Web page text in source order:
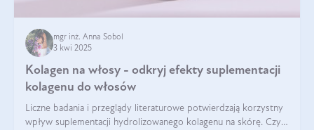
mgr inż. Anna Sobol
3 kwi 2025
Kolagen na włosy - odkryj efekty suplementacji
kolagenu do włosów
Liczne badania i przeglądy literaturowe potwierdzają korzystny
wpływ suplementacji hydrolizowanego kolagenu na skórę. Czy